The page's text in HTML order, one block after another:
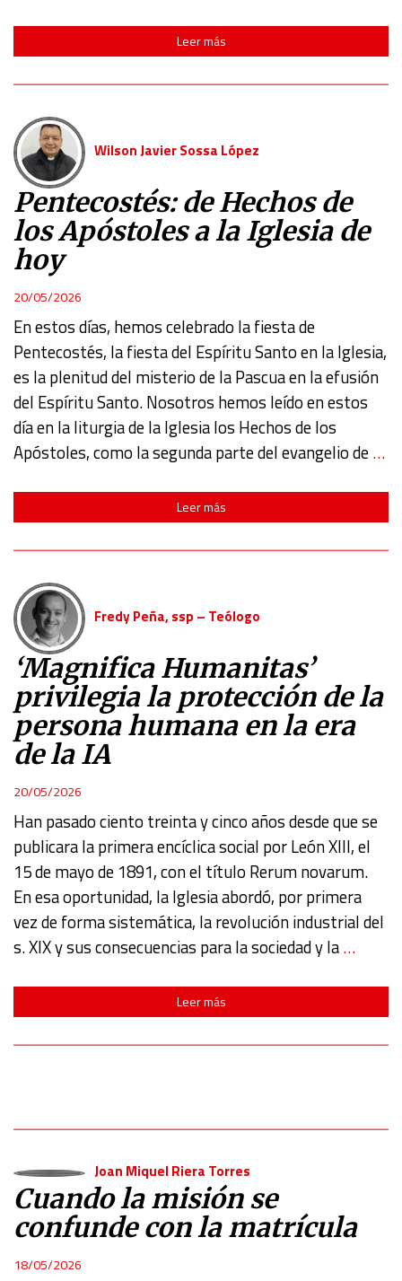
Leer más
Wilson Javier Sossa López
Pentecostés: de Hechos de
los Apóstoles a la Iglesia de
hoy
20/05/2026
En estos días, hemos celebrado la fiesta de
Pentecostés, la fiesta del Espíritu Santo en la Iglesia,
es la plenitud del misterio de la Pascua en la efusión
del Espíritu Santo. Nosotros hemos leído en estos
día en la liturgia de la Iglesia los Hechos de los
Apóstoles, como la segunda parte del evangelio de…
Leer más
Fredy Peña, ssp – Teólogo
‘Magnifica Humanitas’
privilegia la protección de la
persona humana en la era
de la IA
20/05/2026
Han pasado ciento treinta y cinco años desde que se
publicara la primera encíclica social por León XIII, el
15 de mayo de 1891, con el título Rerum novarum.
En esa oportunidad, la Iglesia abordó, por primera
vez de forma sistemática, la revolución industrial del
s. XIX y sus consecuencias para la sociedad y la…
Leer más
Joan Miquel Riera Torres
Cuando la misión se
confunde con la matrícula
18/05/2026